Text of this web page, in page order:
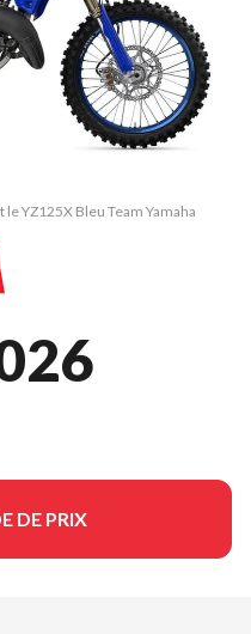
YZ125X Bleu Team Yamaha
DE PRIX